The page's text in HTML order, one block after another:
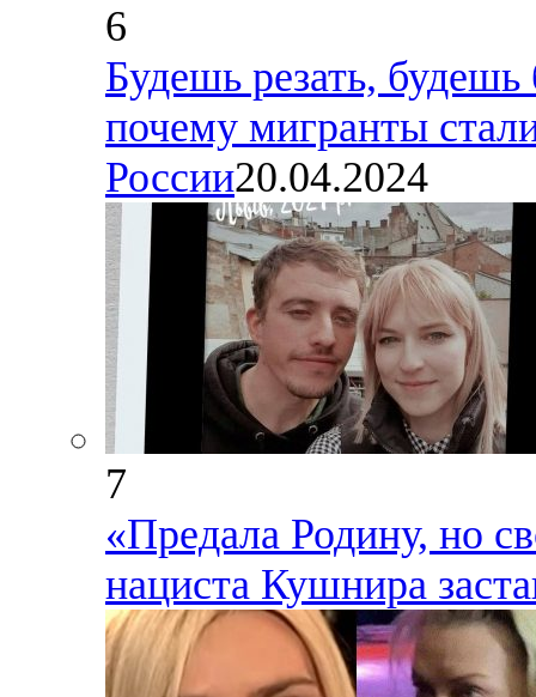
6
Будешь резать,
почему мигранты
России20.04.2024
7
«Предала Родину, но
нациста Кушнира